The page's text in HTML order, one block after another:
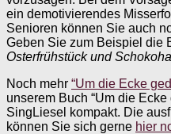
ein demotivierendes
Senioren können Sie auch
Geben Sie zum Beispiel die
Osterfrühstück und
Noch mehr “Um die Ecke
unserem Buch “Um die
SingLiesel kompakt. Die
können Sie sich gerne hier